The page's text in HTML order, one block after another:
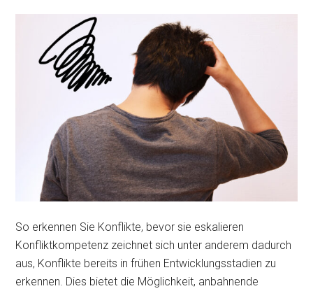
So erkennen Sie Konflikte, bevor sie eskalieren
Konfliktkompetenz zeichnet sich unter anderem dadurch
aus, Konflikte bereits in frühen Entwicklungsstadien zu
erkennen. Dies bietet die Möglichkeit, anbahnende